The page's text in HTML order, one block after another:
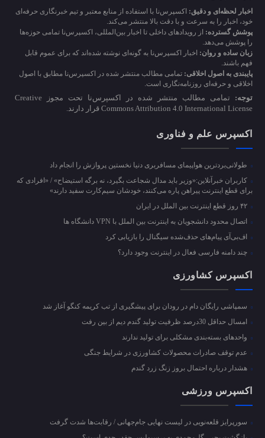
اخبار لحظه‌ای و دقیق: اکسپرس‌نا با استفاده از منابع معتبر و تیم خبرنگاری حرفه‌ای
خود، اخبار را به سرعت و با دقت بالا منتشر می‌کند.
پوشش گسترده: از رویدادهای داخلی تا اخبار بین‌المللی، اکسپرس‌نا تمامی حوزه‌ها
را پوشش می‌دهد.
زبان ساده و روان: اخبار اکسپرس‌نا به گونه‌ای نوشته شده‌اند که برای عموم قابل
فهم باشند.
پایبندی به اصول اخلاقی: تمامی مطالب منتشر شده در اکسپرس‌نا مطابق با اصول
اخلاقی و حرفه‌ای روزنامه‌نگاری است.
توجه:
تمامی مطالب منتشر شده در اکسپرس‌نا تحت مجوز Creative
Commons Attribution 4.0 International License قرار دارند.
اکسپرس علم و فناوری
طولانی‌بردترین هواپیمای مسافربری دنیا نخستین پروازش را انجام داد
کاربران خبرآنلاین:«وزیر باید مدال شجاعت بگیرد، نه برگه استیضاح» / «افرادی که
برای قطع اینترنت پیراهن پاره می‌کنند، خودشان سیم‌کارت سفید دارند»
۴۲ روز قطع اینترنت بین الملل در ایران
اتصال محدود دانشجویان به اینترنت بین الملل با VPN دانشگاه ها
اف‌بی‌آی پیام‌های حذف‌شده سیگنال را بازیابی کرد
چند دامنه فارسی فعال در اینترنت وجود دارد؟
اکسپرس کشاورزی
سمپاشی رایگان دام در رودان برای پیشگیری از تب کریمه کنگو آغاز شد
امسال حداقل 30درصد ظرفیت تولید گندم دیم از بین رفت
واحد‌های بسته‌بندی مشکلی برای تولید ندارند
عدم توقف صادرات محصولات کشاورزی در شرایط جنگی
هشدار درباره احتمال بروز زنگ زرد گندم
اکسپرس ورزشی
سورپرایز قلعه‌نویی در لیست نهایی جام‌جهانی / رقابت‌ها شدت گرفت